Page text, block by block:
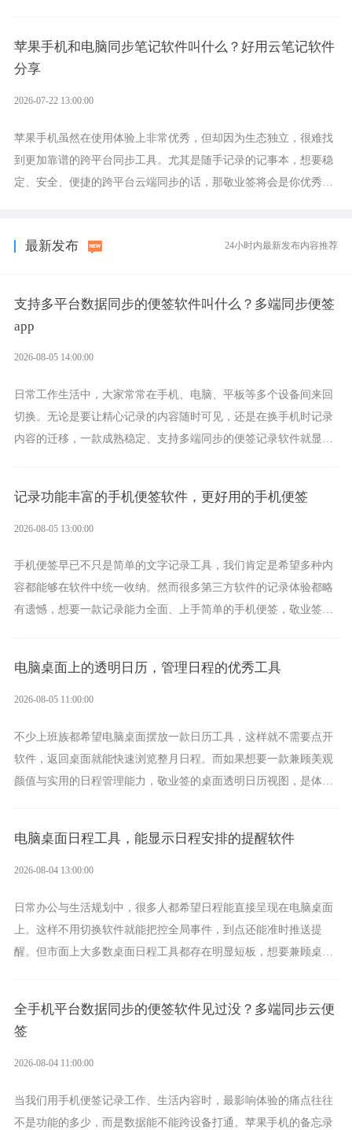
苹果手机和电脑同步笔记软件叫什么？好用云笔记软件
分享
2026-07-22 13:00:00
苹果手机虽然在使用体验上非常优秀，但却因为生态独立，很难找
到更加靠谱的跨平台同步工具。尤其是随手记录的记事本，想要稳
定、安全、便捷的跨平台云端同步的话，那敬业签将会是你优秀的
最新发布 24小时内最新发布内容推荐
支持多平台数据同步的便签软件叫什么？多端同步便签
app
2026-08-05 14:00:00
日常工作生活中，大家常常在手机、电脑、平板等多个设备间来回
切换。无论是要让精心记录的内容随时可见，还是在换手机时记录
内容的迁移，一款成熟稳定、支持多端同步的便签记录软件就显得
记录功能丰富的手机便签软件，更好用的手机便签
2026-08-05 13:00:00
手机便签早已不只是简单的文字记录工具，我们肯定是希望多种内
容都能够在软件中统一收纳。然而很多第三方软件的记录体验都略
有遗憾，想要一款记录能力全面、上手简单的手机便签，敬业签是
电脑桌面上的透明日历，管理日程的优秀工具
2026-08-05 11:00:00
不少上班族都希望电脑桌面摆放一款日历工具，这样就不需要点开
软件，返回桌面就能快速浏览整月日程。而如果想要一款兼顾美观
颜值与实用的日程管理能力，敬业签的桌面透明日历视图，是体验
电脑桌面日程工具，能显示日程安排的提醒软件
2026-08-04 13:00:00
日常办公与生活规划中，很多人都希望日程能直接呈现在电脑桌面
上。这样不用切换软件就能把控全局事件，到点还能准时推送提
醒。但市面上大多数桌面日程工具都存在明显短板，想要兼顾桌面
全手机平台数据同步的便签软件见过没？多端同步云便
签
2026-08-04 11:00:00
当我们用手机便签记录工作、生活内容时，最影响体验的痛点往往
不是功能的多少，而是数据能不能跨设备打通。苹果手机的备忘录